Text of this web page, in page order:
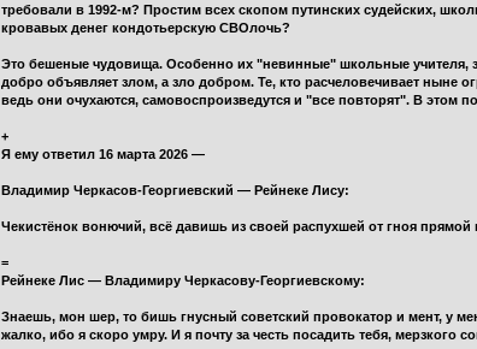
требовали в 1992-м? Простим всех скопом путинских судейских,
кровавых денег кондотьерскую СВОлочь?
Это бешеные чудовища. Особенно их "невинные" школьные учителя,
добро объявляет злом, а зло добром. Те, кто расчеловечивает
ведь они очухаются, самовоспроизведутся и "все повторят". В этом
+
Я ему ответил 16 марта 2026 —
Владимир Черкасов-Георгиевский — Рейнеке Лису:
Чекистёнок вонючий, всё давишь из своей распухшей от гноя прямой
=
Рейнеке Лис — Владимиру Черкасову-Георгиевскому:
Знаешь, мон шер, то бишь гнусный советский провокатор и мент, у
жалко, ибо я скоро умру. И я почту за честь посадить тебя,